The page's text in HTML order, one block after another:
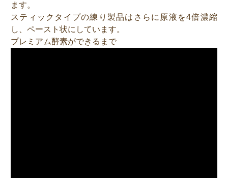
ます。
スティックタイプの練り製品はさらに原液を4倍濃縮
し、ペースト状にしています。
プレミアム酵素ができるまで